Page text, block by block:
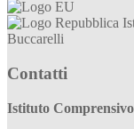
Buccarelli
Contatti
Istituto